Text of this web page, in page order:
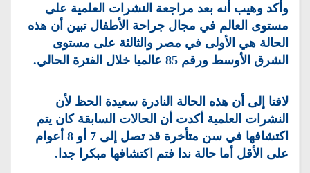
وأكد وهيب أنه بعد مراجعة النشرات العلمية على
مستوى العالم في مجال جراحة الأطفال تبين أن هذه
الحالة هي الأولى في مصر والثالثة على مستوى
الشرق الأوسط ورقم 85 عالميا خلال الفترة الحالي.
لافتا إلى أن هذه الحالة النادرة سعيدة الحظ لأن
النشرات العلمية أكدت أن الحالات السابقة كان يتم
اكتشافها في سن متأخرة قد تصل إلى 7 أو 8 أعوام
على الأقل أما حالة ندا فتم اكتشافها مبكرا جدا.